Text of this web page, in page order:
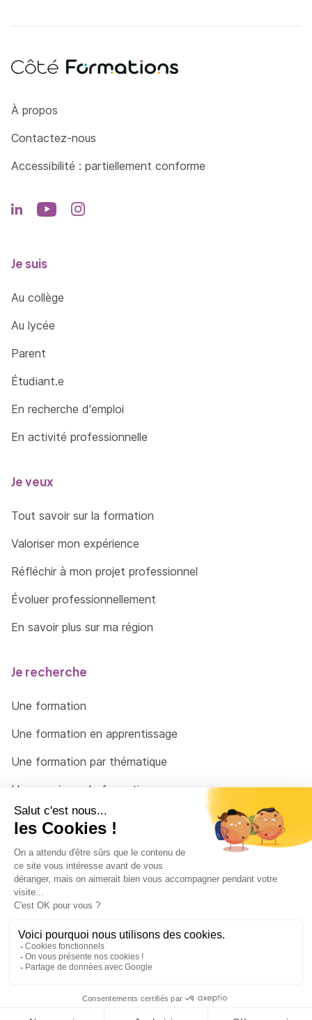
Côté Formations
À propos
Contactez-nous
Accessibilité : partiellement conforme
Je suis
Au collège
Au lycée
Parent
Étudiant.e
En recherche d'emploi
En activité professionnelle
Je veux
Tout savoir sur la formation
Valoriser mon expérience
Réfléchir à mon projet professionnel
Évoluer professionnellement
En savoir plus sur ma région
Je recherche
Une formation
Une formation en apprentissage
Une formation par thématique
Un organisme de formation
Un conseiller
Une solution pour raccrocher
© 2026 - Côté Formations - par Via Compétences
Menu Pied de page
Mentions Légales
Politique de confidentialité